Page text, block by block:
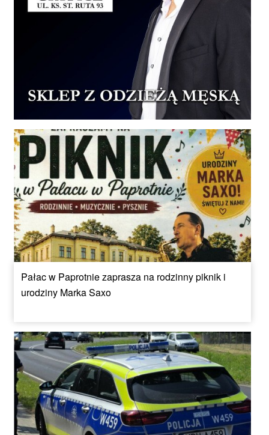
Pałac w Paprotnie zaprasza na rodzinny piknik i
urodziny Marka Saxo